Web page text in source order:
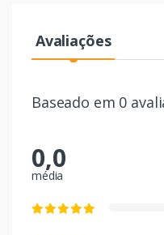
Avaliações
Baseado em 0
0,0
média